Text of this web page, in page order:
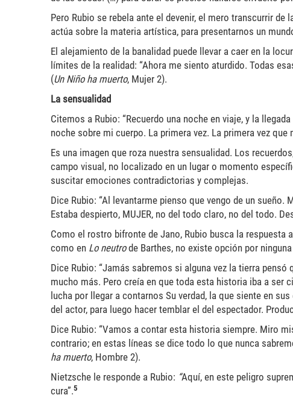
Pero Rubio se rebela ante el devenir, el mero transcurrir
actúa sobre la materia artística, para presentarnos un
El alejamiento de la banalidad puede llevar a caer en la
límites de la realidad: “Ahora me siento aturdido. Todas
(Un Niño ha muerto, Mujer 2).
La sensualidad
Citemos a Rubio: “Recuerdo una noche en viaje, y la
noche sobre mi cuerpo. La primera vez. La primera vez que
Es una imagen que roza nuestra sensualidad. Los
campo visual, no localizado en un lugar o momento
suscitar emociones contradictorias y complejas.
Dice Rubio: “Al levantarme pienso que vengo de un
Estaba despierto, MUJER, no del todo claro, no del todo.
Como el rostro bifronte de Jano, Rubio busca la respuesta
como en Lo neutrode Barthes, no existe opción por
Dice Rubio: “Jamás sabremos si alguna vez la tierra
mucho más. Pero creía en que toda esta historia iba a ser
lucha por llegar a contarnos Su verdad, la que siente en
del actor, para luego hacer temblar el del espectador.
Dice Rubio: “Vamos a contar esta historia siempre. Miro
contrario; en estas líneas se dice todo lo que nunca
ha muerto, Hombre 2).
Nietzsche le responde a Rubio: “Aquí, en este peligro
cura”.5